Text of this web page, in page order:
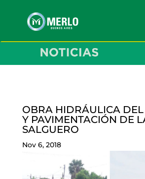
OBRA HIDRÁULICA DEL
Y PAVIMENTACIÓN DE
SALGUERO
Nov 6, 2018